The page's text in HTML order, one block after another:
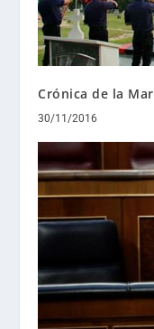
Crónica de la
30/11/2016